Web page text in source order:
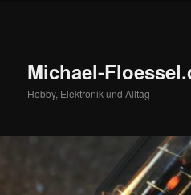
Michael-
Hobby, Elektronik und Alltag